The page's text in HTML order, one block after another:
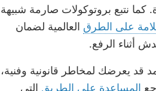
نتبع بروتوكولات صارمة شبيهة
على الطرق العالمية لضمان
أثناء الرفع.
قد يعرضك لمخاطر قانونية وفنية،
المساعدة على الطريق التي